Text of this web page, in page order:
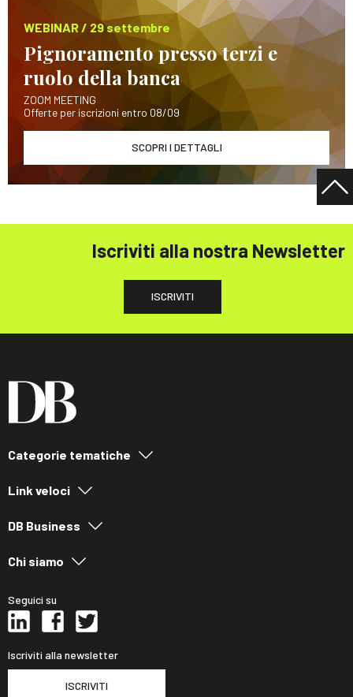
WEBINAR / 29 settembre
Pignoramento presso terzi e
ruolo della banca
ZOOM MEETING
Offerte per iscrizioni entro 08/09
SCOPRI I DETTAGLI
Iscriviti alla nostra Newsletter
ISCRIVITI
Categorie tematiche
Link veloci
DB Business
Chi siamo
Seguici su
Iscriviti alla newsletter
ISCRIVITI